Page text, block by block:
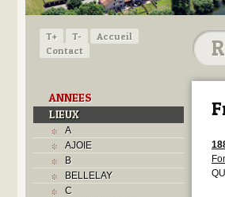
T+ T-
Accueil
Contact
ANNEES
LIEUX
A
AJOIE
B
BELLELAY
C